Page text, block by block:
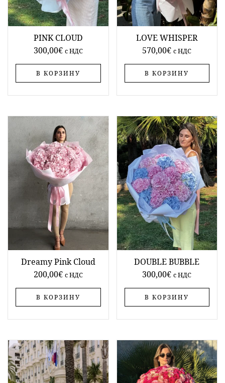
PINK CLOUD
300,00€ c НДС
В КОРЗИНУ
LOVE WHISPER
570,00€ c НДС
В КОРЗИНУ
Dreamy Pink Cloud
200,00€ c НДС
В КОРЗИНУ
DOUBLE BUBBLE
300,00€ c НДС
В КОРЗИНУ